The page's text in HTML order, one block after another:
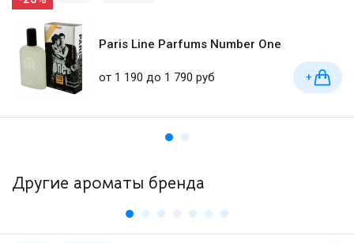
Paris Line Parfums Number One
от 1 190 до 1 790 руб +
Другие ароматы бренда